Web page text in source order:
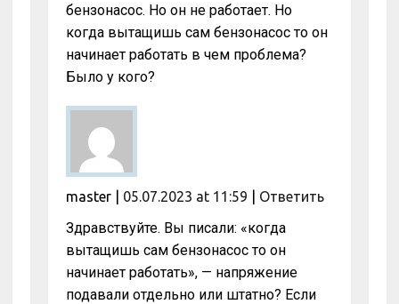
бензонасос. Но он не работает. Но
когда вытащишь сам бензонасос то он
начинает работать в чем проблема?
Было у кого?
master| 05.07.2023 at 11:59 Ответить
Здравствуйте. Вы писали: «когда
вытащишь сам бензонасос то он
начинает работать», — напряжение
подавали отдельно или штатно? Если